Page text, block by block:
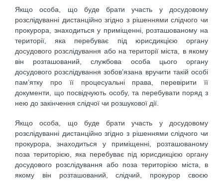
Якщо особа, що буде брати участь у досудовому
розслідуванні дистанційно згідно з рішеннями слідчого чи
прокурора, знаходиться у приміщенні, розташованому на
території, яка перебуває під юрисдикцією органу
досудового розслідування або на території міста, в якому
він розташований, службова особа цього органу
досудового розслідування зобов’язана вручити такій особі
пам’ятку про її процесуальні права, перевірити її
документи, що посвідчують особу, та перебувати поряд з
нею до закінчення слідчої чи розшукової дії.
Якщо особа, що буде брати участь у досудовому
розслідуванні дистанційно згідно з рішеннями слідчого чи
прокурора, знаходиться у приміщенні, розташованому
поза територією, яка перебуває під юрисдикцією органу
досудового розслідування або поза територією міста, в
якому він розташований, слідчий, прокурор своєю